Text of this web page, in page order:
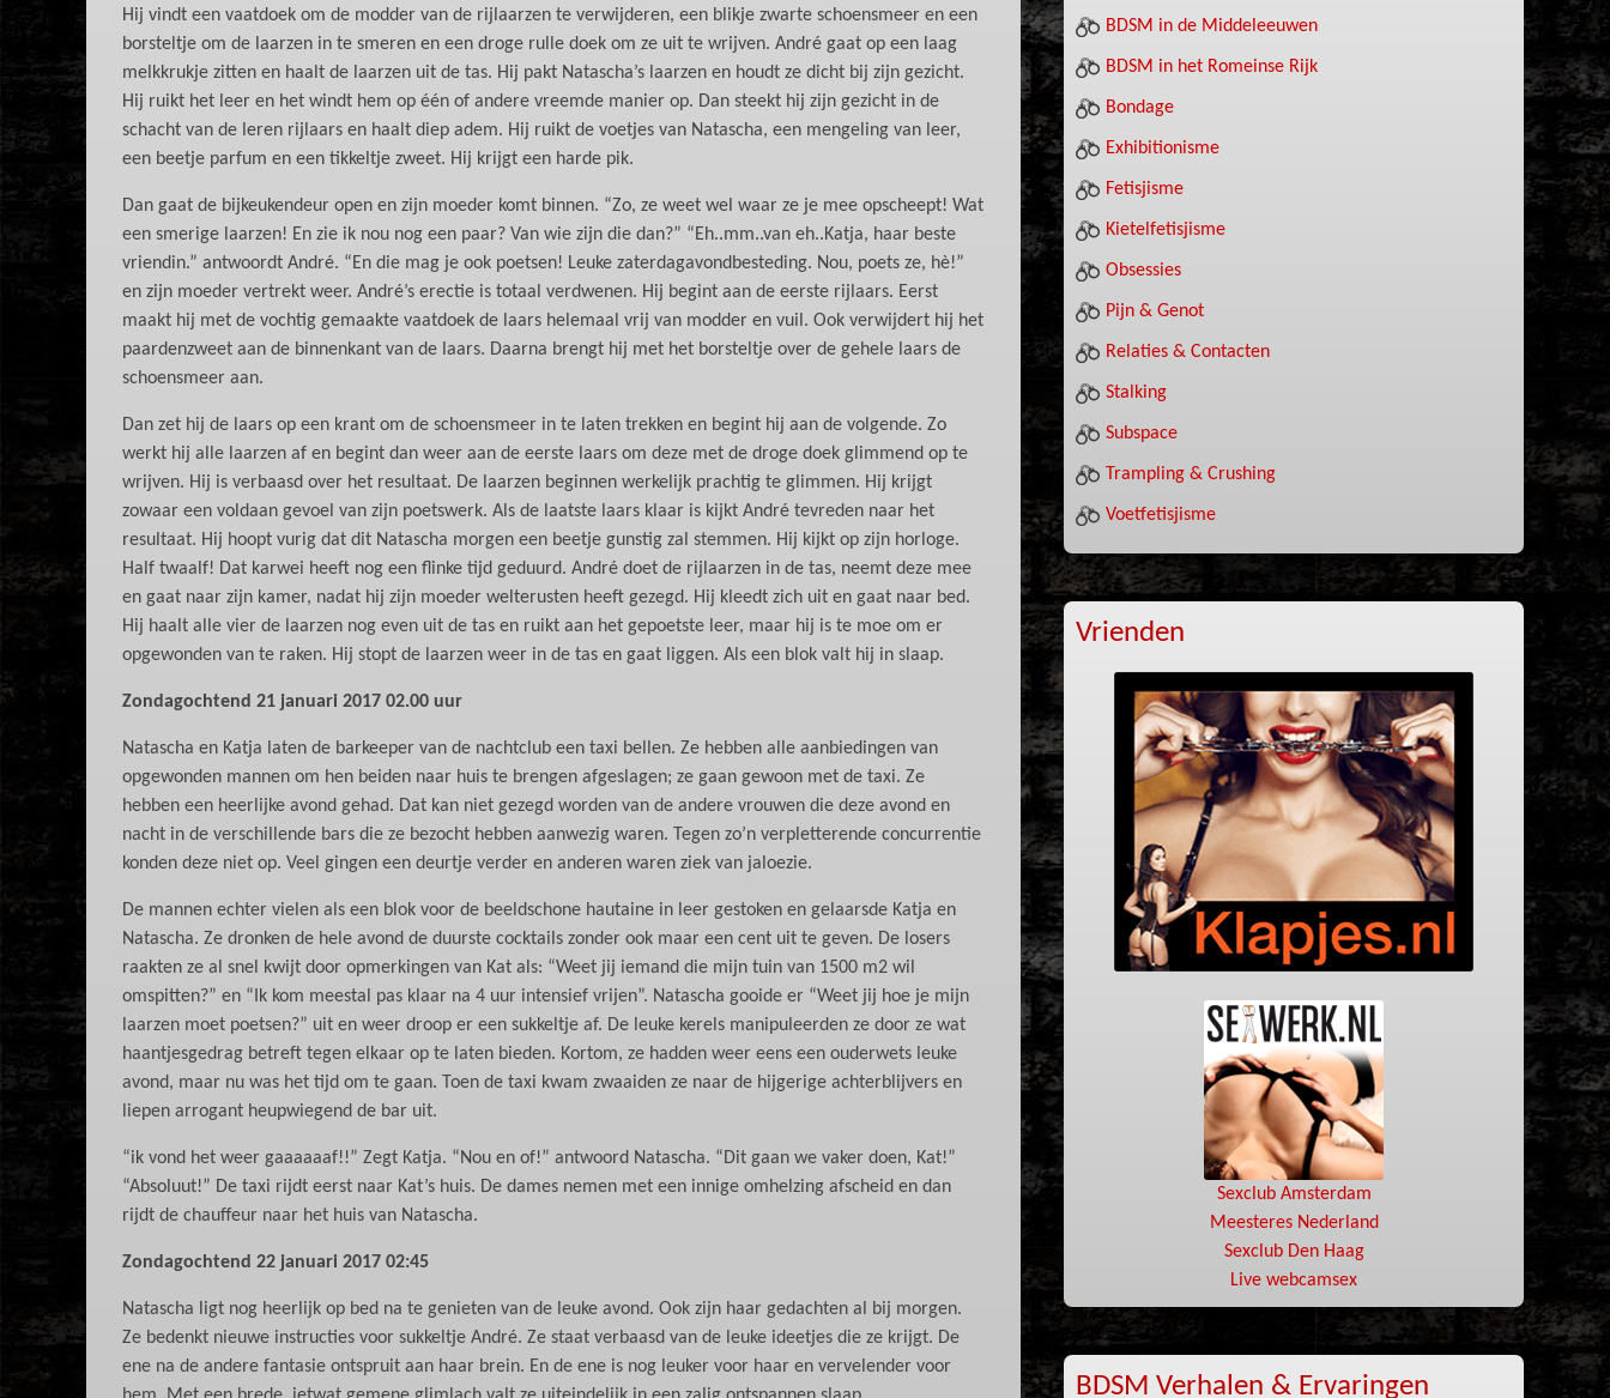
Hij vindt een vaatdoek om de modder van de rijlaarzen te verwijderen, een blikje zwarte schoensmeer en een
borsteltje om de laarzen in te smeren en een droge rulle doek om ze uit te wrijven. André gaat op een laag
melkkrukje zitten en haalt de laarzen uit de tas. Hij pakt Natascha’s laarzen en houdt ze dicht bij zijn gezicht.
Hij ruikt het leer en het windt hem op één of andere vreemde manier op. Dan steekt hij zijn gezicht in de
schacht van de leren rijlaars en haalt diep adem. Hij ruikt de voetjes van Natascha, een mengeling van leer,
een beetje parfum en een tikkeltje zweet. Hij krijgt een harde pik.
Dan gaat de bijkeukendeur open en zijn moeder komt binnen. “Zo, ze weet wel waar ze je mee opscheept! Wat
een smerige laarzen! En zie ik nou nog een paar? Van wie zijn die dan?” “Eh..mm..van eh..Katja, haar beste
vriendin.” antwoordt André. “En die mag je ook poetsen! Leuke zaterdagavondbesteding. Nou, poets ze, hè!”
en zijn moeder vertrekt weer. André’s erectie is totaal verdwenen. Hij begint aan de eerste rijlaars. Eerst
maakt hij met de vochtig gemaakte vaatdoek de laars helemaal vrij van modder en vuil. Ook verwijdert hij het
paardenzweet aan de binnenkant van de laars. Daarna brengt hij met het borsteltje over de gehele laars de
schoensmeer aan.
Dan zet hij de laars op een krant om de schoensmeer in te laten trekken en begint hij aan de volgende. Zo
werkt hij alle laarzen af en begint dan weer aan de eerste laars om deze met de droge doek glimmend op te
wrijven. Hij is verbaasd over het resultaat. De laarzen beginnen werkelijk prachtig te glimmen. Hij krijgt
zowaar een voldaan gevoel van zijn poetswerk. Als de laatste laars klaar is kijkt André tevreden naar het
resultaat. Hij hoopt vurig dat dit Natascha morgen een beetje gunstig zal stemmen. Hij kijkt op zijn horloge.
Half twaalf! Dat karwei heeft nog een flinke tijd geduurd. André doet de rijlaarzen in de tas, neemt deze mee
en gaat naar zijn kamer, nadat hij zijn moeder welterusten heeft gezegd. Hij kleedt zich uit en gaat naar bed.
Hij haalt alle vier de laarzen nog even uit de tas en ruikt aan het gepoetste leer, maar hij is te moe om er
opgewonden van te raken. Hij stopt de laarzen weer in de tas en gaat liggen. Als een blok valt hij in slaap.
Zondagochtend 21 januari 2017 02.00 uur
Natascha en Katja laten de barkeeper van de nachtclub een taxi bellen. Ze hebben alle aanbiedingen van
opgewonden mannen om hen beiden naar huis te brengen afgeslagen; ze gaan gewoon met de taxi. Ze
hebben een heerlijke avond gehad. Dat kan niet gezegd worden van de andere vrouwen die deze avond en
nacht in de verschillende bars die ze bezocht hebben aanwezig waren. Tegen zo’n verpletterende concurrentie
konden deze niet op. Veel gingen een deurtje verder en anderen waren ziek van jaloezie.
De mannen echter vielen als een blok voor de beeldschone hautaine in leer gestoken en gelaarsde Katja en
Natascha. Ze dronken de hele avond de duurste cocktails zonder ook maar een cent uit te geven. De losers
raakten ze al snel kwijt door opmerkingen van Kat als: “Weet jij iemand die mijn tuin van 1500 m2 wil
omspitten?” en “Ik kom meestal pas klaar na 4 uur intensief vrijen”. Natascha gooide er “Weet jij hoe je mijn
laarzen moet poetsen?” uit en weer droop er een sukkeltje af. De leuke kerels manipuleerden ze door ze wat
haantjesgedrag betreft tegen elkaar op te laten bieden. Kortom, ze hadden weer eens een ouderwets leuke
avond, maar nu was het tijd om te gaan. Toen de taxi kwam zwaaiden ze naar de hijgerige achterblijvers en
liepen arrogant heupwiegend de bar uit.
“ik vond het weer gaaaaaaf!!” Zegt Katja. “Nou en of!” antwoord Natascha. “Dit gaan we vaker doen, Kat!”
“Absoluut!” De taxi rijdt eerst naar Kat’s huis. De dames nemen met een innige omhelzing afscheid en dan
rijdt de chauffeur naar het huis van Natascha.
Zondagochtend 22 januari 2017 02:45
Natascha ligt nog heerlijk op bed na te genieten van de leuke avond. Ook zijn haar gedachten al bij morgen.
Ze bedenkt nieuwe instructies voor sukkeltje André. Ze staat verbaasd van de leuke ideetjes die ze krijgt. De
ene na de andere fantasie ontspruit aan haar brein. En de ene is nog leuker voor haar en vervelender voor
BDSM in de Middeleeuwen
BDSM in het Romeinse Rijk
Bondage
Exhibitionisme
Fetisjisme
Kietelfetisjisme
Obsessies
Pijn & Genot
Relaties & Contacten
Stalking
Subspace
Trampling & Crushing
Voetfetisjisme
Vrienden
Sexclub Amsterdam
Meesteres Nederland
Sexclub Den Haag
Live webcamsex
BDSM Verhalen & Ervaringen